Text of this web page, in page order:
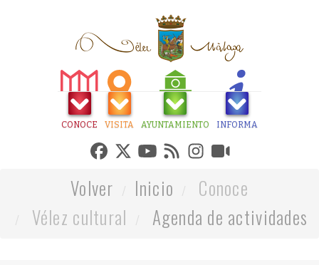
CONOCE VISITA AYUNTAMIENTO INFORMA
Volver Inicio
Conoce
Vélez cultural
Agenda de actividades